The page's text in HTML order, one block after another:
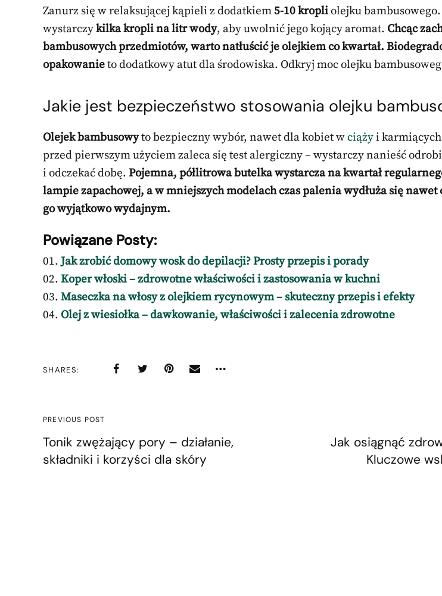
Zanurz się w relaksującej kąpieli z dodatkiem5-10 kropliolejku
wystarczykilka kropli na litr wody, aby uwolnić jego kojący aromat. Chcąc
bambusowych przedmiotów, warto natłuścić je olejkiem co kwartał.
opakowanieto dodatkowy atut dla środowiska. Odkryj moc olejku
Jakie jest bezpieczeństwo stosowania olejku
Olejek bambusowyto bezpieczny wybór, nawet dla kobiet wciążyi
przed pierwszym użyciem zaleca się test alergiczny – wystarczy nanieść
i odczekać dobę. Pojemna, półlitrowa butelka wystarcza na kwartał
lampie zapachowej, a w mniejszych modelach czas palenia wydłuża się nawet
go wyjątkowo wydajnym.
Powiązane Posty:
Jak zrobić domowy wosk do depilacji? Prosty przepis i porady
Koper włoski – zdrowotne właściwości i zastosowania w kuchni
Maseczka na włosy z olejkiem rycynowym – skuteczny przepis i efekty
Olej z wiesiołka – dawkowanie, właściwości i zalecenia zdrowotne
SHARES
PREVIOUS POST
Tonik zwężający pory – działanie,
składniki i korzyści dla skóry
Jak osiągnąć
Kluczowe